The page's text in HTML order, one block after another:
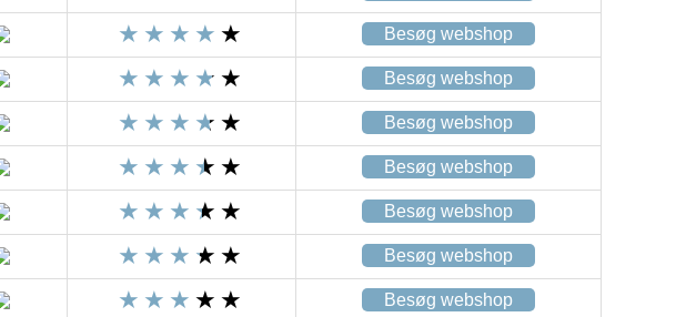
Besøg webshop
Besøg webshop
Besøg webshop
Besøg webshop
Besøg webshop
Besøg webshop
Besøg webshop